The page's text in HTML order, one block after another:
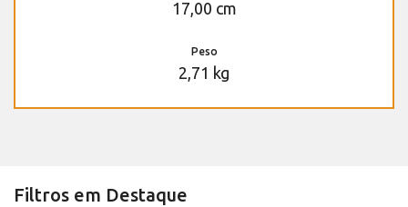
17,00 cm
Peso
2,71 kg
Filtros em Destaque